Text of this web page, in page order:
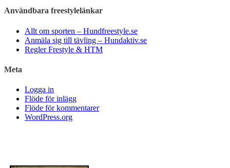
Användbara freestylelänkar
Allt om sporten – Hundfreestyle.se
Anmäla sig till tävling – Hundaktiv.se
Regler Frestyle & HTM
Meta
Logga in
Flöde för inlägg
Flöde för kommentarer
WordPress.org